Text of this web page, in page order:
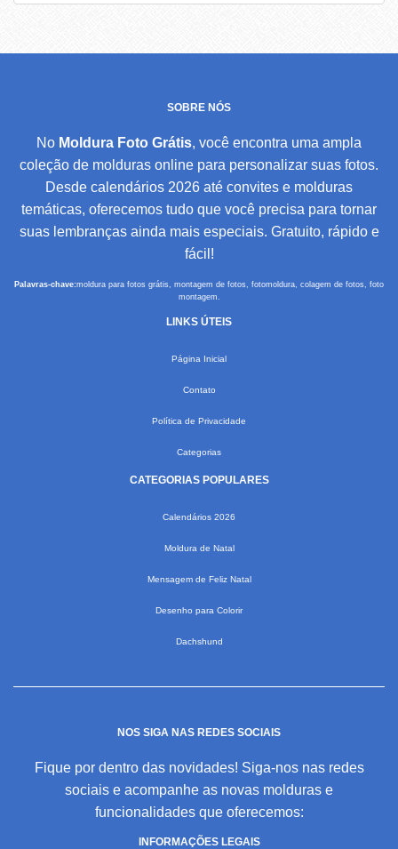
SOBRE NÓS
No Moldura Foto Grátis, você encontra uma ampla
coleção de molduras online para personalizar suas fotos.
Desde calendários 2026 até convites e molduras
temáticas, oferecemos tudo que você precisa para tornar
suas lembranças ainda mais especiais. Gratuito, rápido e
fácil!
Palavras-chave:moldura para fotos grátis, montagem de fotos, fotomoldura, colagem de fotos, foto
montagem.
LINKS ÚTEIS
Página Inicial
Contato
Política de Privacidade
Categorias
CATEGORIAS POPULARES
Calendários 2026
Moldura de Natal
Mensagem de Feliz Natal
Desenho para Colorir
Dachshund
NOS SIGA NAS REDES SOCIAIS
Fique por dentro das novidades! Siga-nos nas redes
sociais e acompanhe as novas molduras e
funcionalidades que oferecemos:
INFORMAÇÕES LEGAIS